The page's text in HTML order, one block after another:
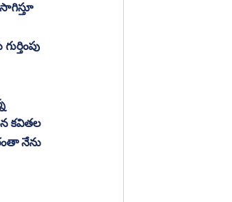
కవితల
నేను